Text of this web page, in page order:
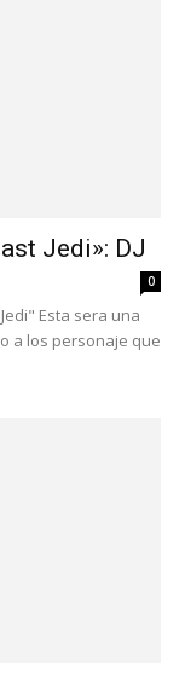
Jedi»: DJ
0
Esta sera una
a los personaje que